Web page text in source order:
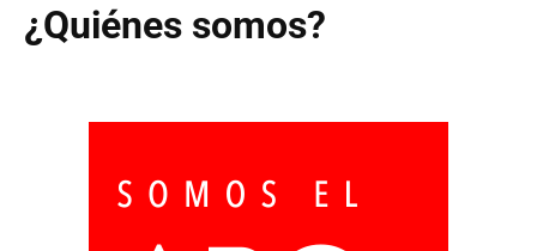
¿Quiénes somos?